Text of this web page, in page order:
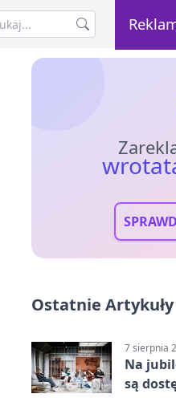
Ostatnie Artykuły
7 sierpnia
Na
są